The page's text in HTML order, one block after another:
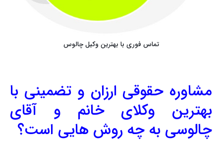
تماس فوری با بهترین وکیل چالوس
مشاوره حقوقی ارزان و تضمینی با
بهترین وکلای خانم و آقای
چالوسی به چه روش هایی است؟